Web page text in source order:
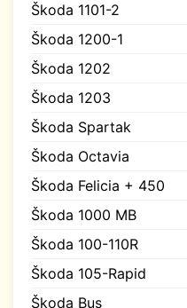
Škoda 1101-2
Škoda 1200-1
Škoda 1202
Škoda 1203
Škoda Spartak
Škoda Octavia
Škoda Felicia + 450
Škoda 1000 MB
Škoda 100-110R
Škoda 105-Rapid
Škoda Bus